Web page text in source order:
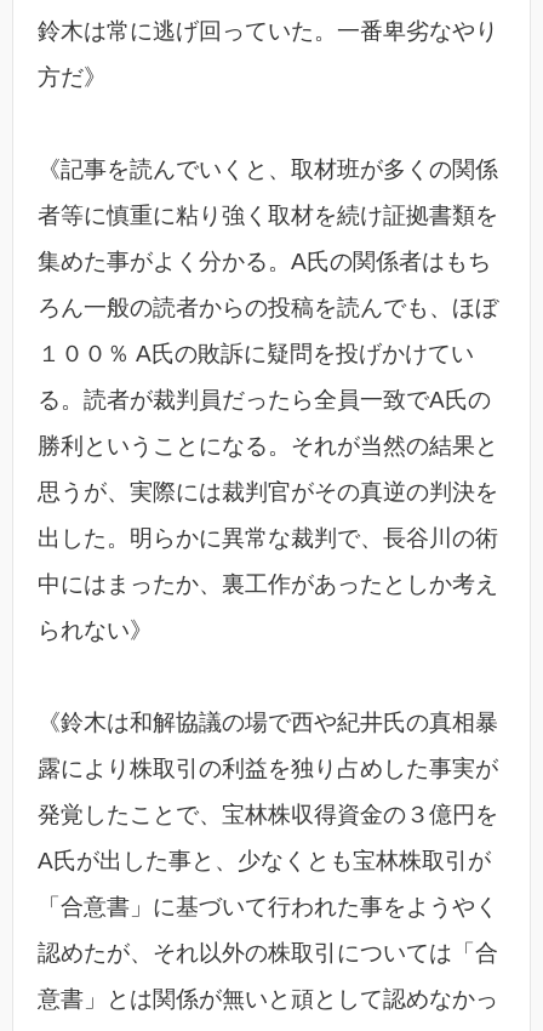
鈴木は常に逃げ回っていた。一番卑劣なやり
方だ》
《記事を読んでいくと、取材班が多くの関係
者等に慎重に粘り強く取材を続け証拠書類を
集めた事がよく分かる。A氏の関係者はもち
ろん一般の読者からの投稿を読んでも、ほぼ
１００％ A氏の敗訴に疑問を投げかけてい
る。読者が裁判員だったら全員一致でA氏の
勝利ということになる。それが当然の結果と
思うが、実際には裁判官がその真逆の判決を
出した。明らかに異常な裁判で、長谷川の術
中にはまったか、裏工作があったとしか考え
られない》
《鈴木は和解協議の場で西や紀井氏の真相暴
露により株取引の利益を独り占めした事実が
発覚したことで、宝林株収得資金の３億円を
A氏が出した事と、少なくとも宝林株取引が
「合意書」に基づいて行われた事をようやく
認めたが、それ以外の株取引については「合
意書」とは関係が無いと頑として認めなかっ